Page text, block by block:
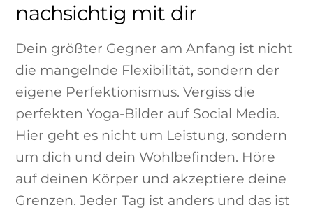
nachsichtig mit dir
Dein größter Gegner am Anfang ist nicht
die mangelnde Flexibilität, sondern der
eigene Perfektionismus. Vergiss die
perfekten Yoga-Bilder auf Social Media.
Hier geht es nicht um Leistung, sondern
um dich und dein Wohlbefinden. Höre
auf deinen Körper und akzeptiere deine
Grenzen. Jeder Tag ist anders und das ist